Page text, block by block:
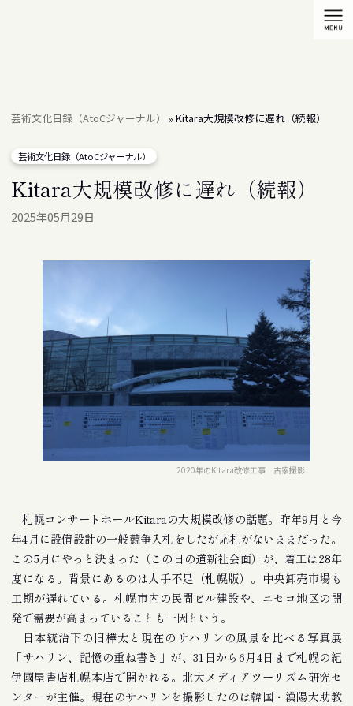
芸術文化日録（AtoCジャーナル） »Kitara大規模改修に遅れ（続報）
芸術文化日録（AtoCジャーナル）
Kitara大規模改修に遅れ（続報）
2025年05月29日
2020年のKitara改修工事 古家撮影
札幌コンサートホールKitaraの大規模改修の話題。昨年9月と今
年4月に設備設計の一般競争入札をしたが応札がないままだった。
この5月にやっと決まった（この日の道新社会面）が、着工は28年
度になる。背景にあるのは人手不足（札幌版）。中央卸売市場も
工期が遅れている。札幌市内の民間ビル建設や、ニセコ地区の開
発で需要が高まっていることも一因という。
日本統治下の旧樺太と現在のサハリンの風景を比べる写真展
「サハリン、記憶の重ね書き」が、31日から6月4日まで札幌の紀
伊國屋書店札幌本店で開かれる。北大メディアツーリズム研究セ
ンターが主催。現在のサハリンを撮影したのは韓国・漢陽大助教